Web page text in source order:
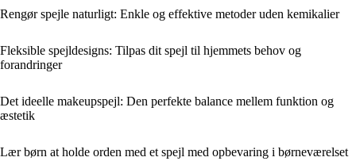
Rengør spejle naturligt: Enkle og effektive metoder uden kemikalier
Fleksible spejldesigns: Tilpas dit spejl til hjemmets behov og
forandringer
Det ideelle makeupspejl: Den perfekte balance mellem funktion og
æstetik
Lær børn at holde orden med et spejl med opbevaring i børneværelset